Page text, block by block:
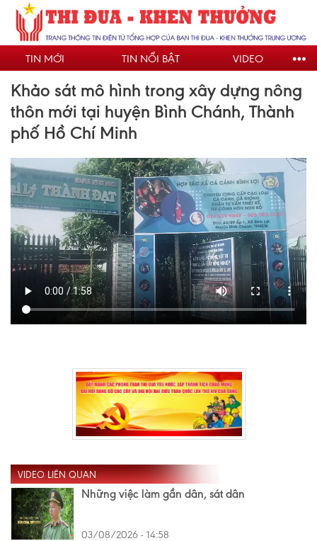
Nhảy
đến
nội
dungTIN MỚI TIN NỔI BẬT VIDEO
Khảo sát mô hình trong xây dựng nông
thôn mới tại huyện Bình Chánh, Thành
phố Hồ Chí Minh
VIDEO LIÊN QUAN
Những việc làm gần dân, sát dân
03/08/2026 - 14:58